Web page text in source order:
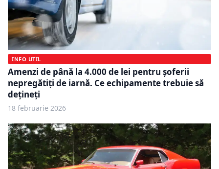
INFO UTIL
Amenzi de până la 4.000 de lei pentru șoferii
nepregătiți de iarnă. Ce echipamente trebuie să
dețineți
18 februarie 2026